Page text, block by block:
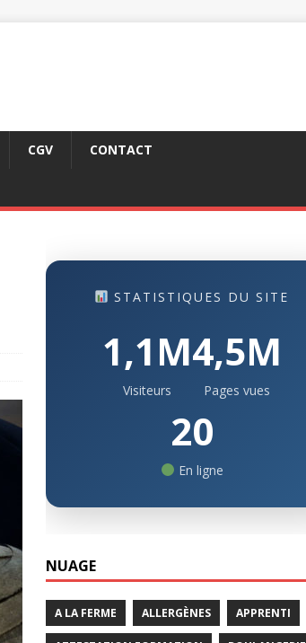
CGV CONTACT
STATISTIQUES DU SITE
1,1M
Visiteurs
4,5M
Pages vues
20
En ligne
NUAGE
A LA FERME ALLERGÈNES APPRENTI